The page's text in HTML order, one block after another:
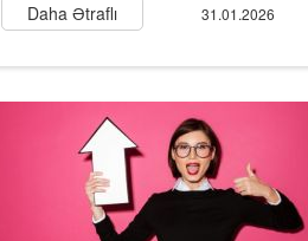
Daha Ətraflı 31.01.2026